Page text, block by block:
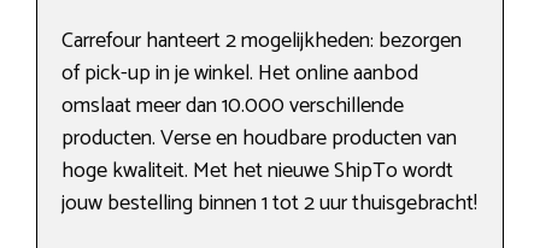
Carrefour hanteert 2 mogelijkheden: bezorgen
of pick-up in je winkel. Het online aanbod
omslaat meer dan 10.000 verschillende
producten. Verse en houdbare producten van
hoge kwaliteit. Met het nieuwe ShipTo wordt
jouw bestelling binnen 1 tot 2 uur thuisgebracht!